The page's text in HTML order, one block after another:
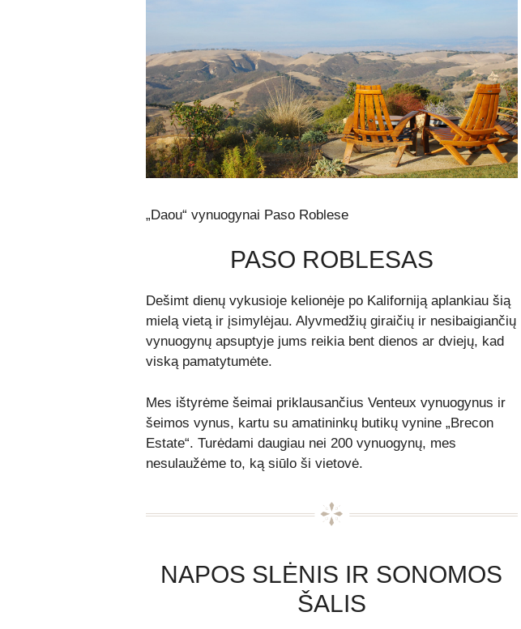
„Daou“ vynuogynai Paso Roblese
PASO ROBLESAS
Dešimt dienų vykusioje kelionėje po Kaliforniją aplankiau šią
mielą vietą ir įsimylėjau. Alyvmedžių giraičių ir nesibaigiančių
vynuogynų apsuptyje jums reikia bent dienos ar dviejų, kad
viską pamatytumėte.
Mes ištyrėme šeimai priklausančius Venteux vynuogynus ir
šeimos vynus, kartu su amatininkų butikų vynine „Brecon
Estate“. Turėdami daugiau nei 200 vynuogynų, mes
nesulaužėme to, ką siūlo ši vietovė.
NAPOS SLĖNIS IR SONOMOS
ŠALIS